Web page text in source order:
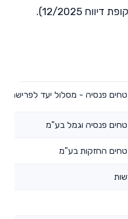
12/2025).
פנסיה - מסלול יעד לפרישה 2025
פנסיה וגמל בע"מ
החזקות בע"מ